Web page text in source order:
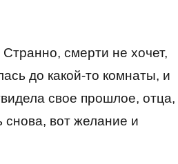
смерти не хочет,
до какой-то комнаты, и
свое прошлое, отца,
снова, вот желание и